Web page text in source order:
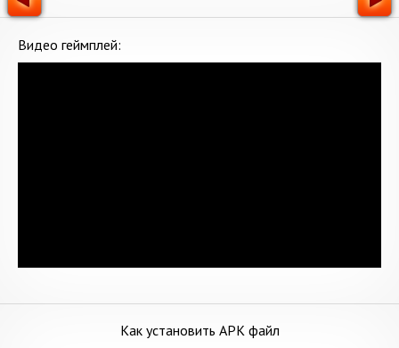
Видео геймплей:
Как установить APK файл